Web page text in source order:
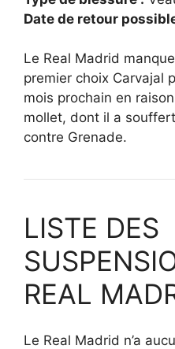
Date de retour
Le Real Madrid
premier choix Carvajal
mois prochain en
mollet, dont il a
contre Grenade.
LISTE DES
REAL
Le Real Madrid n’a